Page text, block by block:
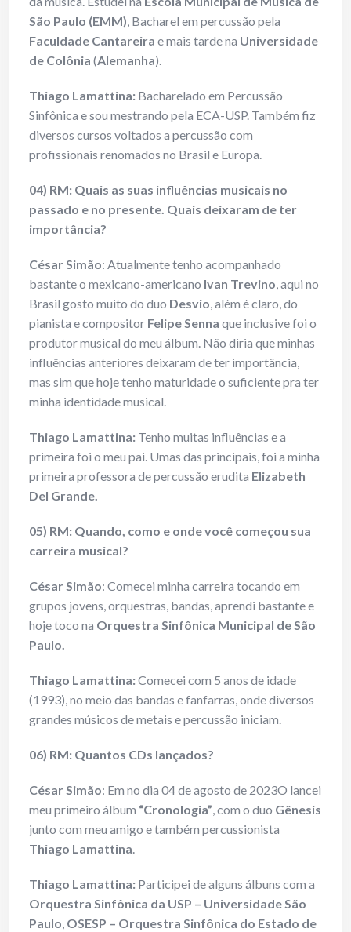
São Paulo (EMM), Bacharel em percussão pela
Faculdade Cantareira e mais tarde na Universidade
de Colônia (Alemanha).
Thiago Lamattina: Bacharelado em Percussão
Sinfônica e sou mestrando pela ECA-USP. Também fiz
diversos cursos voltados a percussão com
profissionais renomados no Brasil e Europa.
04) RM: Quais as suas influências musicais no
passado e no presente. Quais deixaram de ter
importância?
César Simão: Atualmente tenho acompanhado
bastante o mexicano-americano Ivan Trevino, aqui no
Brasil gosto muito do duo Desvio, além é claro, do
pianista e compositor Felipe Senna que inclusive foi o
produtor musical do meu álbum. Não diria que minhas
influências anteriores deixaram de ter importância,
mas sim que hoje tenho maturidade o suficiente pra ter
minha identidade musical.
Thiago Lamattina: Tenho muitas influências e a
primeira foi o meu pai. Umas das principais, foi a minha
primeira professora de percussão erudita Elizabeth
Del Grande.
05) RM: Quando, como e onde você começou sua
carreira musical?
César Simão: Comecei minha carreira tocando em
grupos jovens, orquestras, bandas, aprendi bastante e
hoje toco na Orquestra Sinfônica Municipal de São
Paulo.
Thiago Lamattina:Comecei com 5 anos de idade
(1993), no meio das bandas e fanfarras, onde diversos
grandes músicos de metais e percussão iniciam.
06) RM: Quantos CDs lançados?
César Simão: Em no dia 04 de agosto de 2023O lancei
meu primeiro álbum “Cronologia”, com o duo Gênesis
junto com meu amigo e também percussionista
Thiago Lamattina.
Thiago Lamattina: Participei de alguns álbuns com a
Orquestra Sinfônica da USP – Universidade São
Paulo, OSESP – Orquestra Sinfônica do Estado de